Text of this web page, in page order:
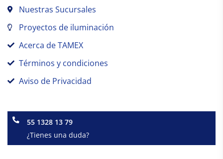
Nuestras Sucursales
Proyectos de iluminación
Acerca de TAMEX
Términos y condiciones
Aviso de Privacidad
55 1328 13 79
¿Tienes una duda?